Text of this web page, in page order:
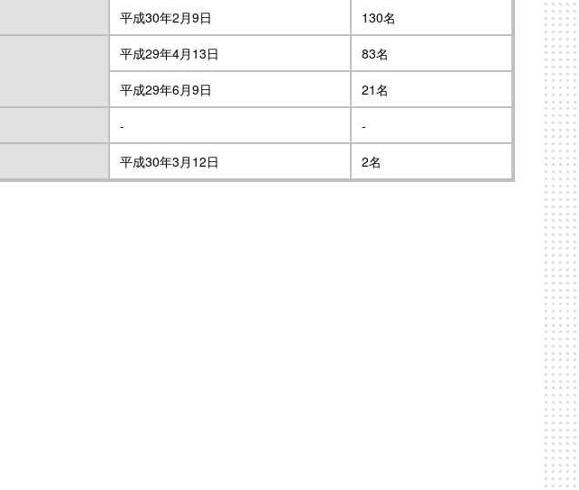
平成30年2月9日 130名
平成29年4月13日
83名
平成29年6月9日
21名
-
-
平成30年3月12日 2名